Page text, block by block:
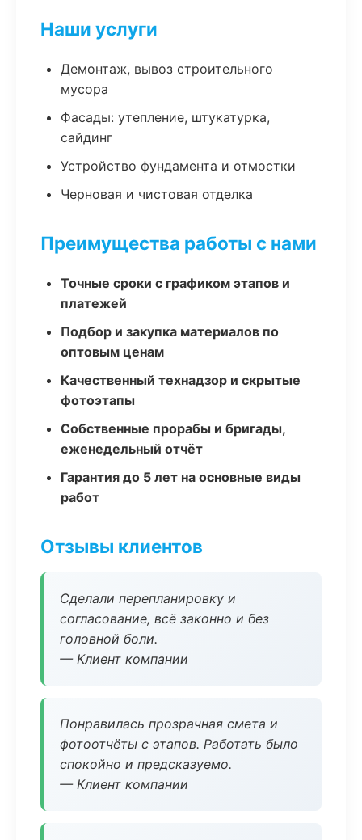
Наши услуги
Демонтаж, вывоз строительного
мусора
Фасады: утепление, штукатурка,
сайдинг
Устройство фундамента и отмостки
Черновая и чистовая отделка
Преимущества работы с нами
Точные сроки с графиком этапов и
платежей
Подбор и закупка материалов по
оптовым ценам
Качественный технадзор и скрытые
фотоэтапы
Собственные прорабы и бригады,
еженедельный отчёт
Гарантия до 5 лет на основные виды
работ
Отзывы клиентов
Сделали перепланировку и
согласование, всё законно и без
головной боли.
— Клиент компании
Понравилась прозрачная смета и
фотоотчёты с этапов. Работать было
спокойно и предсказуемо.
— Клиент компании